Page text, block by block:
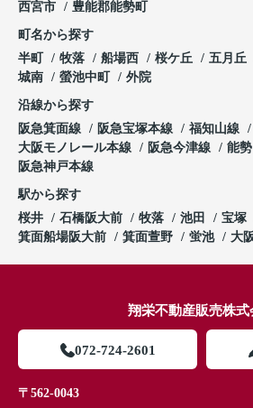
西宮市
豊能郡能勢町
町名から探す
半町
牧落 船場西 桜ケ丘 五月丘
城南
螢池中町 外院
沿線から探す
阪急箕面線
阪急宝塚本線 福知山線
大阪モノレール本線
阪急今津線
能
阪急神戸本線
駅から探す
桜井
石橋阪大前 牧落 池田 宝塚
箕面船場阪大前
箕面萱野 蛍池 大
翔栄不動産販売株式
072-724-2601
〒562-0043